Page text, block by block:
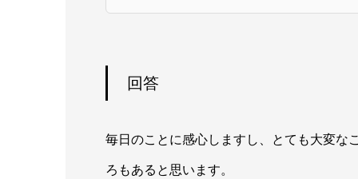
回答
毎日のことに感心しますし、とても大変な
ろもあると思います。